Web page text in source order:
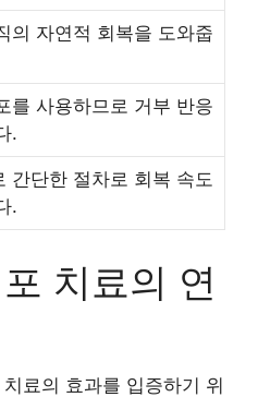
의 자연적 회복을 도와줍
를 사용하므로 거부 반응
.
간단한 절차로 회복 속도
.
치료의 연
료의 효과를 입증하기 위